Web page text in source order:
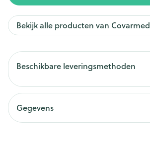
Bekijk alle producten van Covarmed
Beschikbare leveringsmethoden
Gegevens